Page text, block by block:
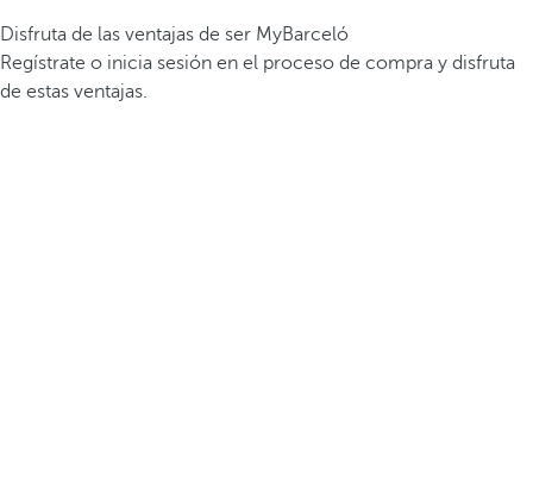
Disfruta de las ventajas de ser MyBarceló
Regístrate o inicia sesión en el proceso de compra y disfruta
de estas ventajas.